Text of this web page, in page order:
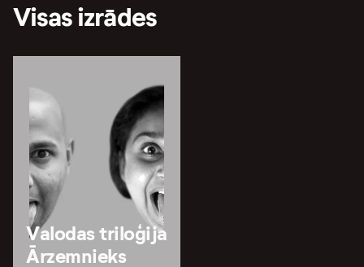
Visas izrādes
Valodas triloģija
Ārzemnieks